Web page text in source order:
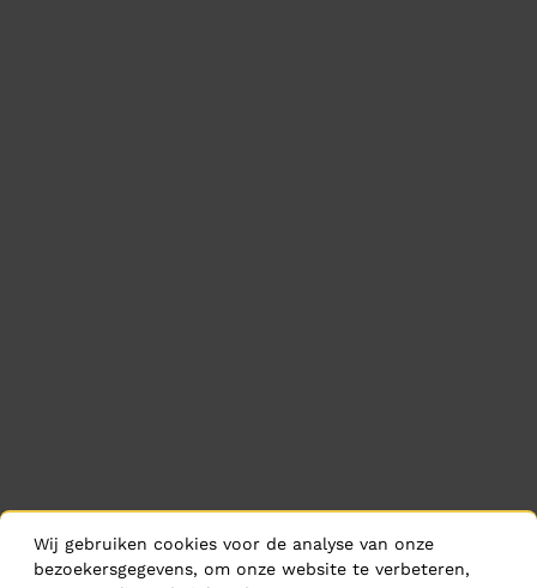
Wij gebruiken cookies voor de analyse van onze
bezoekersgegevens, om onze website te verbeteren,